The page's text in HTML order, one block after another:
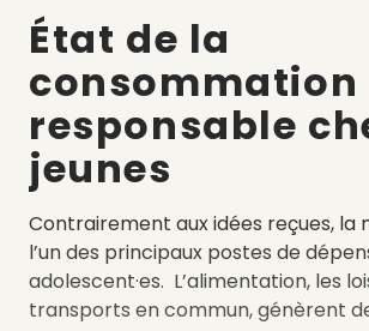
État de la
consommation
responsable
jeunes
Contrairement aux idées reçues, la
l’un des principaux postes de
adolescent·es. L’alimentation, les
transports en commun, génèrent